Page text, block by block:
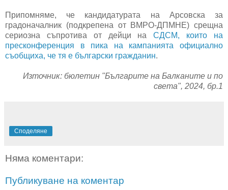
Припомняме, че кандидатурата на Арсовска за
градоначалник (подкрепена от ВМРО-ДПМНЕ) срещна
сериозна съпротива от дейци наСДСМ, които на
пресконференция в пика на кампанията официално
съобщиха, че тя е български гражданин.
Източник: бюлетин "Българите на Балканите и по
света", 2024, бр.1
Споделяне
Няма коментари:
Публикуване на коментар